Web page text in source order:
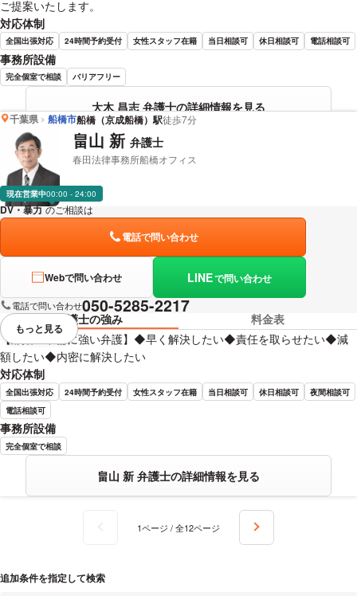
ご提案いたします。
対応体制
全国出張対応 24時間予約受付 女性スタッフ在籍 当日相談可 休日相談可 電話相談可
事務所設備
完全個室で相談 バリアフリー
大木 昌志 弁護士の詳細情報を見る
千葉県 船橋市船橋（京成船橋）駅徒歩7分
畠山 新 弁護士
春田法律事務所船橋オフィス
現在営業中00:00 - 24:00
DV・暴力 のご相談は
電話で問い合わせ
Webで問い合わせ LINEで問い合わせ
電話で問い合わせ050-5285-2217
弁護士の強み
料金表
【離婚・不倫に強い弁護】◆早く解決したい◆責任を取らせたい◆減
額したい◆内密に解決したい
対応体制
全国出張対応 24時間予約受付 女性スタッフ在籍 当日相談可 休日相談可
夜間相談可
電話相談可
事務所設備
完全個室で相談
畠山 新 弁護士の詳細情報を見る
視覚的に省略されている要素を
もっと見る
1ページ / 全12ページ
追加条件を指定して検索